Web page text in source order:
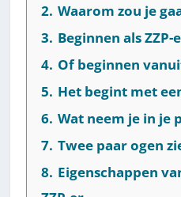
2. Waarom zou je
3. Beginnen als ZZP-
4. Of beginnen
5. Het begint met
6. Wat neem je in je
7. Twee paar ogen
8. Eigenschappen